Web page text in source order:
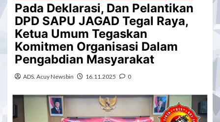
Pada Deklarasi, Dan Pelantikan
DPD SAPU JAGAD Tegal Raya,
Ketua Umum Tegaskan
Komitmen Organisasi Dalam
Pengabdian Masyarakat
ADS. Acuy Newsbin 16.11.2025 0